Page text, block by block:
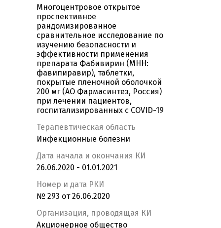
Многоцентровое открытое
проспективное
рандомизированное
сравнительное исследование по
изучению безопасности и
эффективности применения
препарата Фабивирин (МНН:
фавипиравир), таблетки,
покрытые пленочной оболочкой
200 мг (АО Фармасинтез, Россия)
при лечении пациентов,
госпитализированных c COVID-19
Терапевтическая область
Инфекционные болезни
Дата начала и окончания КИ
26.06.2020 - 01.01.2021
Номер и дата РКИ
№ 293 от 26.06.2020
Организация, проводящая КИ
Акционерное общество